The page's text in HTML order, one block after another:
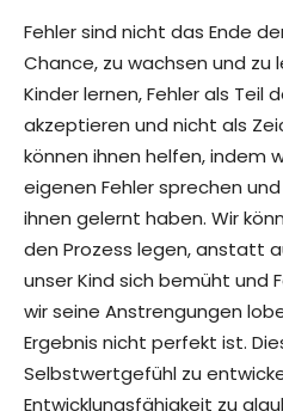
Fehler sind nicht das Ende
Chance, zu wachsen und zu
Kinder lernen, Fehler als Teil
akzeptieren und nicht als
können ihnen helfen, indem
eigenen Fehler sprechen
ihnen gelernt haben. Wir
den Prozess legen, anstatt
unser Kind sich bemüht und
wir seine Anstrengungen
Ergebnis nicht perfekt ist.
Selbstwertgefühl zu
Entwicklungsfähigkeit zu